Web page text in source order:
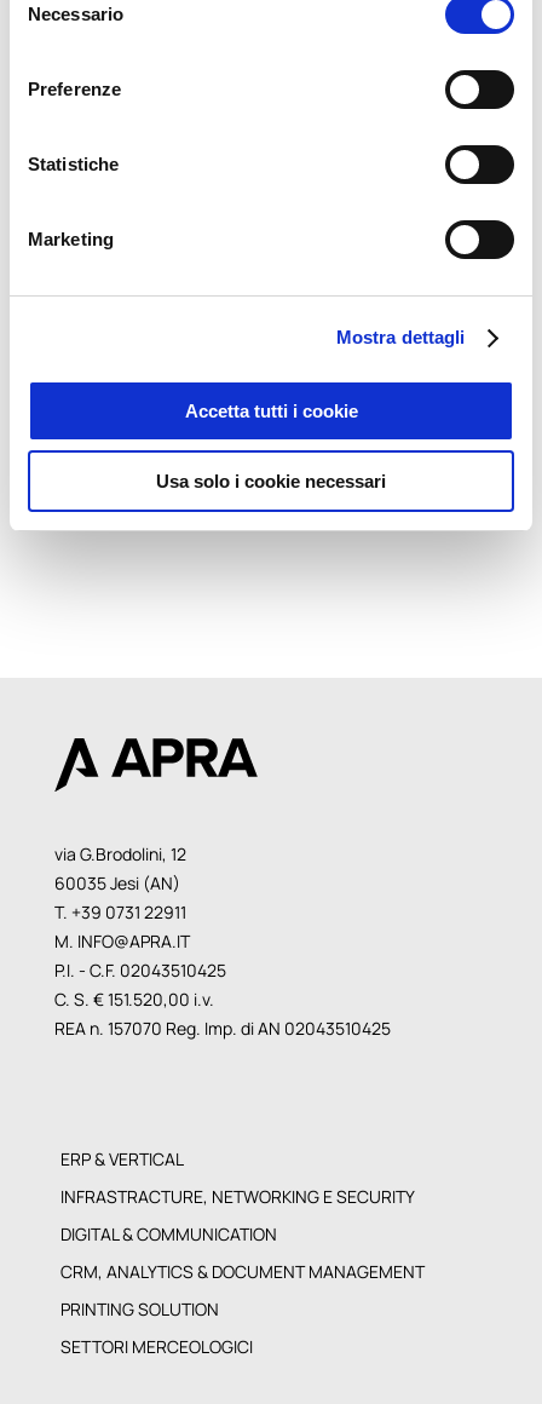
delNecessario
Preferenze
Statistiche
Marketing
Mostra dettagli
Accetta tutti i cookie
Usa solo i cookie necessari
l’informatica al
23 Febbraio 2023
DOC e Apra:
l’integrazione che
3 Novembre 2021
via G.Brodolini, 12
60035 Jesi (AN)
T. +39 0731 22911
M. INFO@APRA.IT
P.I. - C.F. 02043510425
C. S. € 151.520,00 i.v.
REA n. 157070 Reg. Imp. di AN 02043510425
ERP & VERTICAL
INFRASTRACTURE, NETWORKING E SECURITY
DIGITAL & COMMUNICATION
CRM, ANALYTICS & DOCUMENT MANAGEMENT
PRINTING SOLUTION
SETTORI MERCEOLOGICI